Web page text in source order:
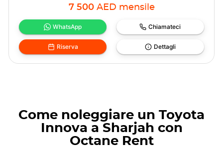
7 500 AED mensile
WhatsApp Chiamateci
Riserva Dettagli
Come noleggiare un Toyota
Innova a Sharjah con
Octane Rent